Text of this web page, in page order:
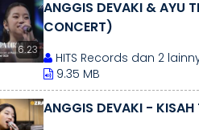
6.23
ANGGIS DEVAKI & AYU
CONCERT)
HITS Records dan 2
9.35 MB
ANGGIS DEVAKI - KISAH